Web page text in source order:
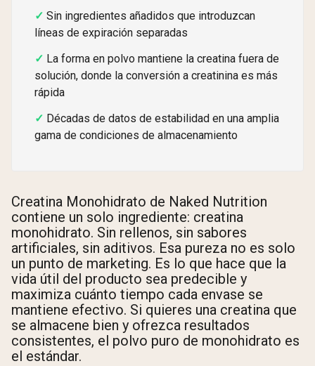
Sin ingredientes añadidos que introduzcan
líneas de expiración separadas
La forma en polvo mantiene la creatina fuera de
solución, donde la conversión a creatinina es más
rápida
Décadas de datos de estabilidad en una amplia
gama de condiciones de almacenamiento
Creatina Monohidrato de Naked Nutrition
contiene un solo ingrediente: creatina
monohidrato. Sin rellenos, sin sabores
artificiales, sin aditivos. Esa pureza no es solo
un punto de marketing. Es lo que hace que la
vida útil del producto sea predecible y
maximiza cuánto tiempo cada envase se
mantiene efectivo. Si quieres una creatina que
se almacene bien y ofrezca resultados
consistentes, el polvo puro de monohidrato es
el estándar.